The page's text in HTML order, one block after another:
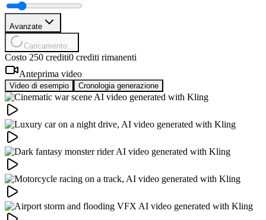
Avanzate
Caricamento...
Costo 250 crediti0 crediti rimanenti
Anteprima video
Video di esempio Cronologia generazione